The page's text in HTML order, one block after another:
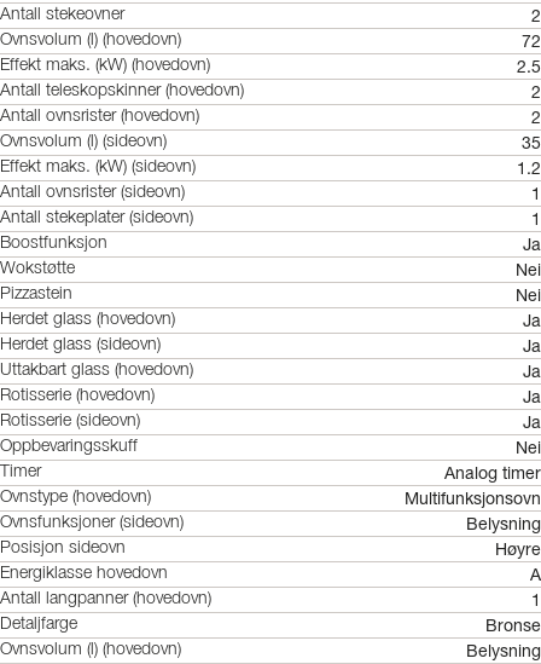
Antall stekeovner 2
Ovnsvolum (l) (hovedovn) 72
Effekt maks. (kW) (hovedovn) 2.5
Antall teleskopskinner (hovedovn) 2
Antall ovnsrister (hovedovn) 2
Ovnsvolum (l) (sideovn) 35
Effekt maks. (kW) (sideovn) 1.2
Antall ovnsrister (sideovn) 1
Antall stekeplater (sideovn) 1
Boostfunksjon Ja
Wokstøtte Nei
Pizzastein Nei
Herdet glass (hovedovn) Ja
Herdet glass (sideovn) Ja
Uttakbart glass (hovedovn) Ja
Rotisserie (hovedovn) Ja
Rotisserie (sideovn) Ja
Oppbevaringsskuff Nei
Timer Analog timer
Ovnstype (hovedovn) Multifunksjonsovn
Ovnsfunksjoner (sideovn) Belysning
Posisjon sideovn Høyre
Energiklasse hovedovn A
Antall langpanner (hovedovn) 1
Detaljfarge Bronse
Ovnsvolum (l) (hovedovn) Belysning